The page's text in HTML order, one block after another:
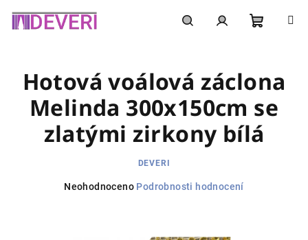
košík
Hotová voálová záclona
Melinda 300x150cm se
zlatými zirkony bílá
DEVERI
Průměrné
Neohodnoceno Podrobnosti hodnocení